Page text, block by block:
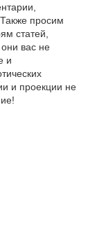
просим
статей,
вас не
и
и проекции не